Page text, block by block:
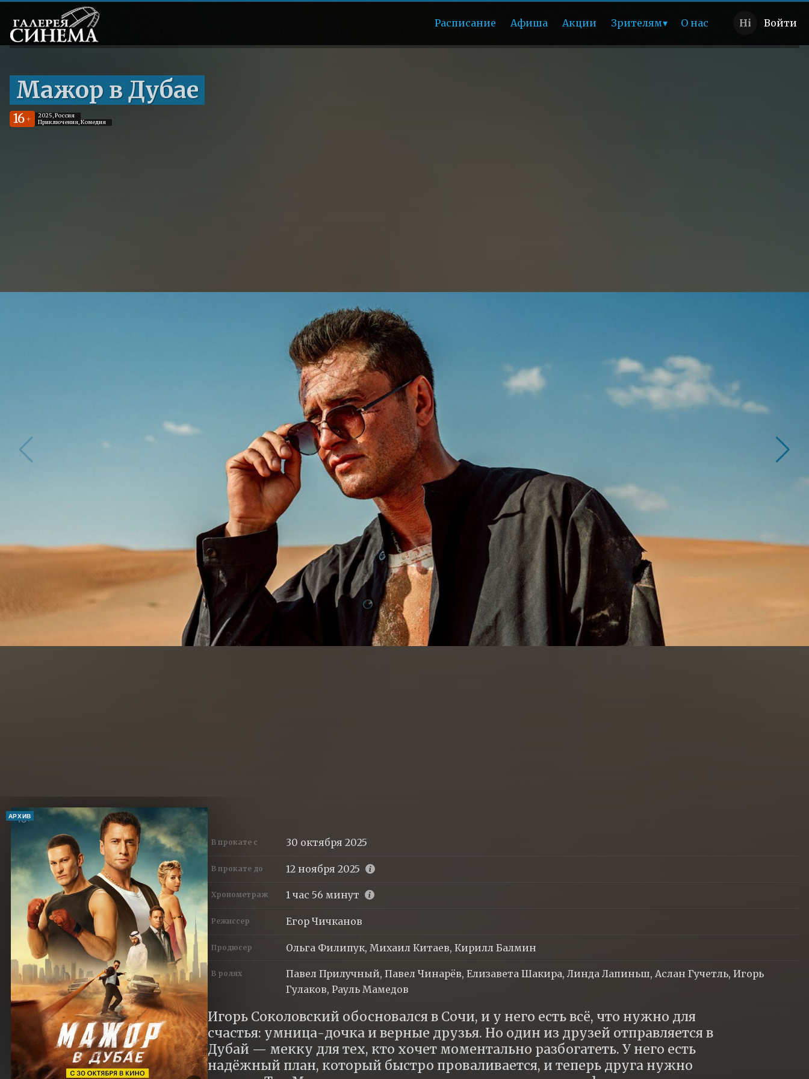
Расписание Афиша Акции Зрителям О нас Войти
Мажор в Дубае
16 +
2025, Россия
Приключения, Комедия
АРХИВ
В прокате с 30 октября 2025
В прокате до 12 ноября 2025
Хронометраж 1 час 56 минут
Режиссер Егор Чичканов
Продюсер Ольга Филипук, Михаил Китаев, Кирилл Балмин
В ролях
Павел Прилучный, Павел Чинарёв, Елизавета Шакира, Линда Лапиньш, Аслан Гучетль, Игорь
Гулаков, Рауль Мамедов
Игорь Соколовский обосновался в Сочи, и у него есть всё, что нужно для
счастья: умница-дочка и верные друзья. Но один из друзей отправляется в
Дубай — мекку для тех, кто хочет моментально разбогатеть. У него есть
надёжный план, который быстро проваливается, и теперь друга нужно